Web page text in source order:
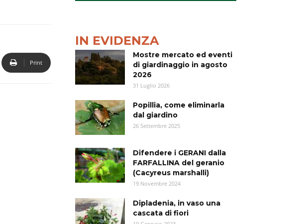
Print
IN EVIDENZA
Mostre mercato ed eventi
di giardinaggio in agosto
2026
31 Luglio 2026
Popillia, come eliminarla
dal giardino
26 Settembre 2025
Difendere i GERANI dalla
FARFALLINA del geranio
(Cacyreus marshalli)
19 Novembre 2024
Dipladenia, in vaso una
cascata di fiori